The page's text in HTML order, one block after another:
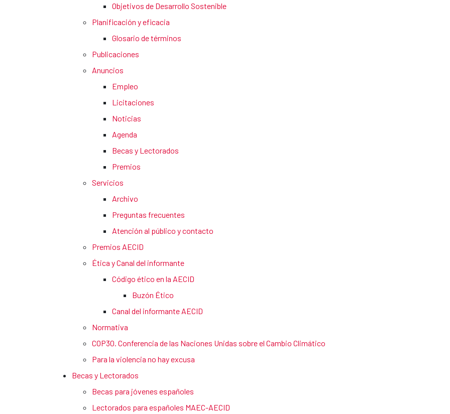
Objetivos de Desarrollo Sostenible
Planificación y eficacia
Glosario de términos
Publicaciones
Anuncios
Empleo
Licitaciones
Noticias
Agenda
Becas y Lectorados
Premios
Servicios
Archivo
Preguntas frecuentes
Atención al público y contacto
Premios AECID
Ética y Canal del informante
Código ético en la AECID
Buzón Ético
Canal del informante AECID
Normativa
COP30. Conferencia de las Naciones Unidas sobre el Cambio Climático
Para la violencia no hay excusa
Becas y Lectorados
Becas para jóvenes españoles
Lectorados para españoles MAEC-AECID